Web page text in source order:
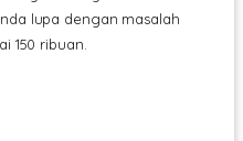
lupa dengan masalah
150 ribuan.